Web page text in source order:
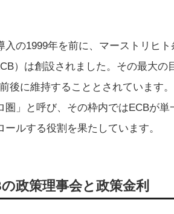
入の1999年を前に、マーストリヒ
）は創設されました。その最大
後に維持することとされています
圏」と呼び、その枠内ではECBが
ールする役割を果たしています。
政策理事会と政策金利